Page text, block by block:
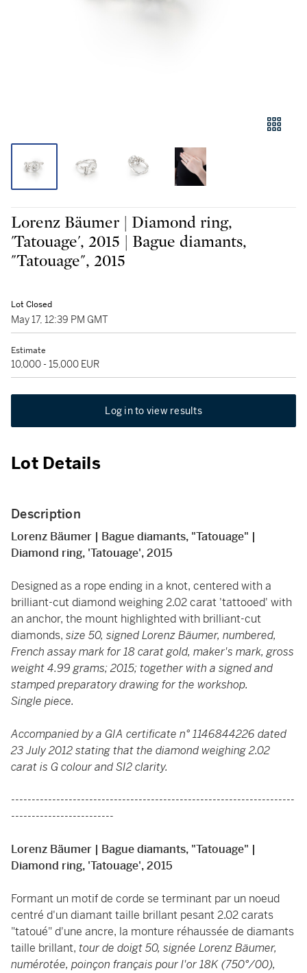
Lorenz Bäumer | Diamond ring,
'Tatouage', 2015 | Bague diamants,
"Tatouage", 2015
Lot Closed
May 17, 12:39 PM GMT
Estimate
10,000 - 15,000 EUR
Log in to view results
Lot Details
Description
Lorenz Bäumer | Bague diamants, "Tatouage" |
Diamond ring, 'Tatouage', 2015
Designed as a rope ending in a knot, centered with a
brilliant-cut diamond weighing 2.02 carat 'tattooed' with
an anchor, the mount highlighted with brilliant-cut
diamonds, size 50, signed Lorenz Bäumer, numbered,
French assay mark for 18 carat gold, maker's mark, gross
weight 4.99 grams; 2015; together with a signed and
stamped preparatory drawing for the workshop.
Single piece.
Accompanied by a GIA certificate n° 1146844226 dated
23 July 2012 stating that the diamond weighing 2.02
carat is G colour and SI2 clarity.
---------------------------------------------------------------------
-------------------------
Lorenz Bäumer | Bague diamants, "Tatouage" |
Diamond ring, 'Tatouage', 2015
Formant un motif de corde se terminant par un noeud
centré d'un diamant taille brillant pesant 2.02 carats
"tatoué" d'une ancre, la monture réhaussée de diamants
taille brillant, tour de doigt 50, signée Lorenz Bäumer,
numérotée, poinçon français pour l'or 18K (750°/00),